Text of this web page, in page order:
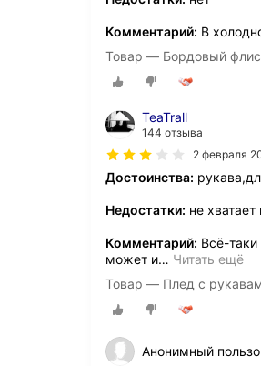
Комментарий: В
Товар — Бордовый
TeaTrall
144 отзыва
2 февраля
Достоинства:
Недостатки: не
Комментарий: Всё-
может и… Читать ещё
Товар — Плед с
Анонимный